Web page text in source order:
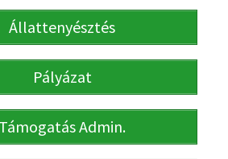
Állattenyésztés
Pályázat
Támogatás Admin.